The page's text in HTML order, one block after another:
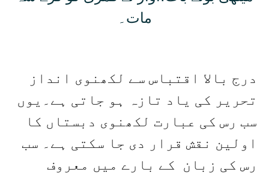
مات۔
درج بالا اقتباس سے لکھنوی انداز
تحریر کی یاد تازہ ہو جاتی ہے۔یوں
سب رس کی عبارت لکھنوی دبستاں کا
اولین نقش قرار دی جا سکتی ہے۔ سب
رس کی زبان کے بارے میں معروف